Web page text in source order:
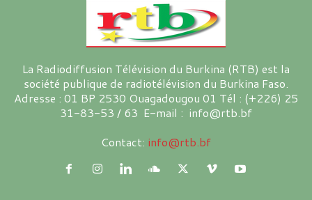
La Radiodiffusion Télévision du Burkina (RTB) est la
société publique de radiotélévision du Burkina Faso.
Adresse : 01 BP 2530 Ouagadougou 01 Tél : (+226) 25
31-83-53 / 63 E-mail : info@rtb.bf
Contact: info@rtb.bf